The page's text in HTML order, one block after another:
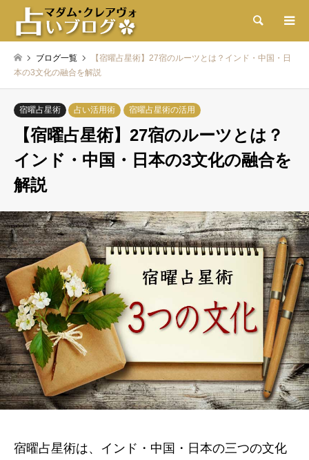
検索
ブログ一覧
【宿曜占星術】27宿のルーツとは？インド・中国・日
本の3文化の融合を解説
宿曜占星術 占い活用術 宿曜占星術の活用
【宿曜占星術】27宿のルーツとは？
インド・中国・日本の3文化の融合を
解説
宿曜占星術は、インド・中国・日本の三つの文化